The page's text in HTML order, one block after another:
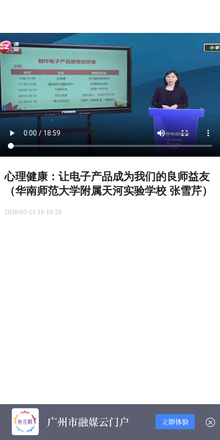
心理健康：让电子产品成为我们的良师益友
（华南师范大学附属天河实验学校 张雪芹）
2020-05-11 16:16:29